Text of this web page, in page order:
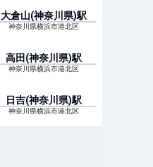
大倉山(神奈川県)駅
神奈川県横浜市港北区
高田(神奈川県)駅
神奈川県横浜市港北区
日吉(神奈川県)駅
神奈川県横浜市港北区